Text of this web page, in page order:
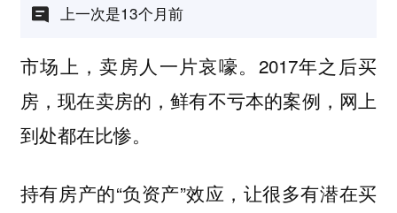
上一次是13个月前
市场上，卖房人一片哀嚎。2017年之后买
房，现在卖房的，鲜有不亏本的案例，网上
到处都在比惨。
持有房产的“负资产”效应，让很多有潜在买